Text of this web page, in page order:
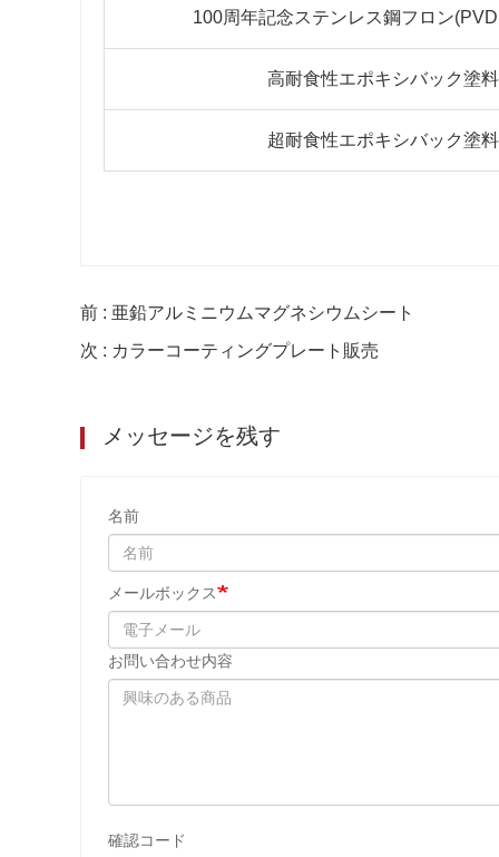
100周年記念ステンレス鋼フロン
高耐食性エポキシバック塗料
超耐食性エポキシバック塗料
前 : 亜鉛アルミニウムマグネシウムシート
次 : カラーコーティングプレート販売
メッセージを残す
名前
メールボックス
お問い合わせ内容
確認コード